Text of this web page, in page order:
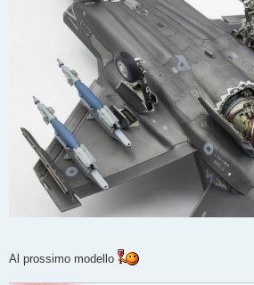
Al prossimo modello